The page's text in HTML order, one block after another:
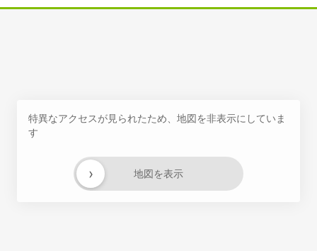
特異なアクセスが見られたため、地図を非表示にしていま
す
地図を表示
›